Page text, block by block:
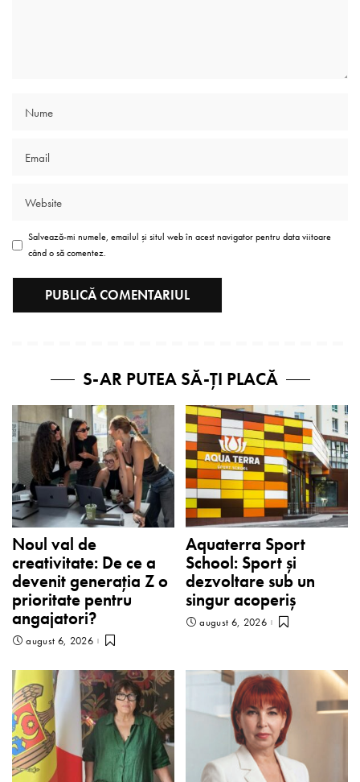
Salvează-mi numele, emailul și situl web în acest navigator pentru data viitoare
când o să comentez.
S-AR PUTEA SĂ-ȚI PLACĂ
Noul val de
creativitate: De ce a
devenit generația Z o
prioritate pentru
angajatori?
august 6, 2026
Aquaterra Sport
School: Sport și
dezvoltare sub un
singur acoperiș
august 6, 2026